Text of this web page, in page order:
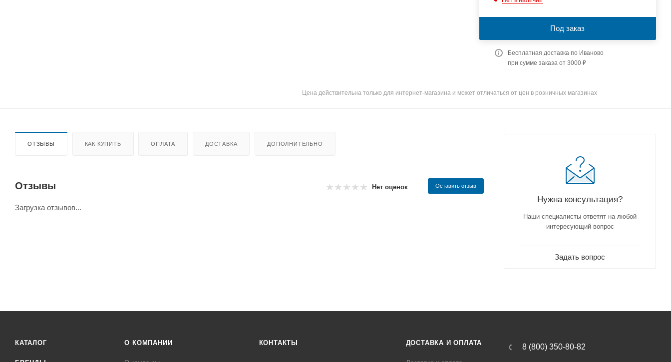
Под заказ
Бесплатная доставка по Иваново
при сумме заказа от 3000 ₽
Цена действительна только для интернет-магазина и может отличаться от цен в розничных магазинах
ОТЗЫВЫ КАК КУПИТЬ ОПЛАТА ДОСТАВКА ДОПОЛНИТЕЛЬНО
Отзывы Нет оценок Оставить отзыв
Загрузка отзывов...
Нужна консультация?
Наши специалисты ответят на любой
интересующий вопрос
Задать вопрос
КАТАЛОГ О КОМПАНИИ КОНТАКТЫ ДОСТАВКА И ОПЛАТА 8 (800) 350-80-82